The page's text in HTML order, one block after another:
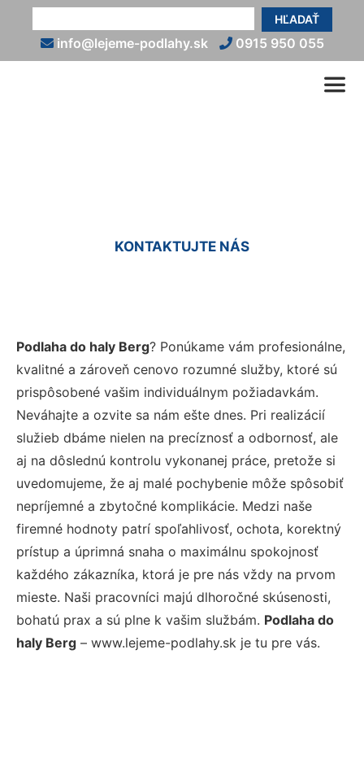
HĽADAŤ
info@lejeme-podlahy.sk 0915 950 055
KONTAKTUJTE NÁS
Podlaha do haly Berg? Ponúkame vám profesionálne,
kvalitné a zároveň cenovo rozumné služby, ktoré sú
prispôsobené vašim individuálnym požiadavkám.
Neváhajte a ozvite sa nám ešte dnes. Pri realizácií
služieb dbáme nielen na precíznosť a odbornosť, ale
aj na dôslednú kontrolu vykonanej práce, pretože si
uvedomujeme, že aj malé pochybenie môže spôsobiť
nepríjemné a zbytočné komplikácie. Medzi naše
firemné hodnoty patrí spoľahlivosť, ochota, korektný
prístup a úprimná snaha o maximálnu spokojnosť
každého zákazníka, ktorá je pre nás vždy na prvom
mieste. Naši pracovníci majú dlhoročné skúsenosti,
bohatú prax a sú plne k vašim službám. Podlaha do
haly Berg – www.lejeme-podlahy.sk je tu pre vás.